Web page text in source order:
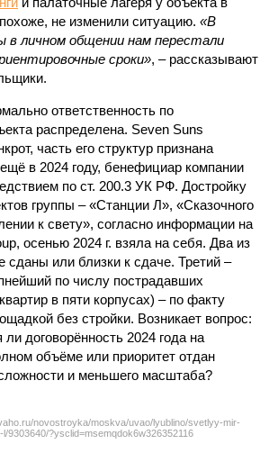
не изменили ситуацию. «В
в личном общении нам перестали
сроки», – рассказывают
ответственность по
распределена. Seven Suns
часть его структур признана
в 2024 году, бенефициар компании
по ст. 200.3 УК РФ. Достройку
группы – «Станции Л», «Сказочного
к свету», согласно информации на
осенью 2024 г. взяла на себя. Два из
сданы или близки к сдаче. Третий –
по числу пострадавших
в пяти корпусах) – по факту
без стройки. Возникает вопрос:
ли договорённость 2024 года на
объёме или приоритет отдан
и меньшего масштаба?
novostroyka/moskva/uvao/lyublino/svetlyy-mir-
9303640/?ysclid=msemqdok6w326352116